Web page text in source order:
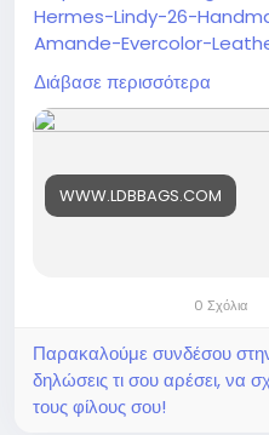
Hermes-Lindy-26-
Amande-Evercolor-
https://
handmade-bag-in-vert-
leather-ldbs242804
Διάβασε περισσότερα
WWW.LDBBAGS.COM
0 Σχόλια
Παρακαλούμε συνδέσου
δηλώσεις τι σου αρέσει, να
τους φίλους σου!